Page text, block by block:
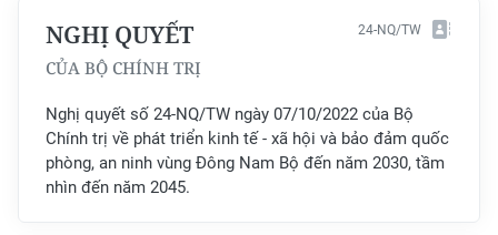
CHUYÊN ĐỀ
VỀ BÁO NHÂN DÂN
NGHỊ QUYẾT
CỦA BỘ CHÍNH TRỊ
24-NQ/TW
Nghị quyết số 24-NQ/TW ngày 07/10/2022 của Bộ
Chính trị về phát triển kinh tế - xã hội và bảo đảm quốc
phòng, an ninh vùng Đông Nam Bộ đến năm 2030, tầm
nhìn đến năm 2045.